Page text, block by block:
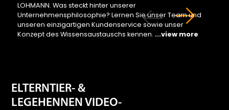
LOHMANN. Was steckt hinter unserer
Unternehmensphilosophie? Lernen Sie unser Team und
unseren einzigartigen Kundenservice sowie unser
Konzept des Wissensaustauschs kennen. ...view more
ELTERNTIER- &
LEGEHENNEN VIDEO-